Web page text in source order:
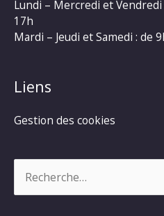
Lundi – Mercredi et
17h
Mardi – Jeudi et Samedi : de
Liens
Gestion des cookies